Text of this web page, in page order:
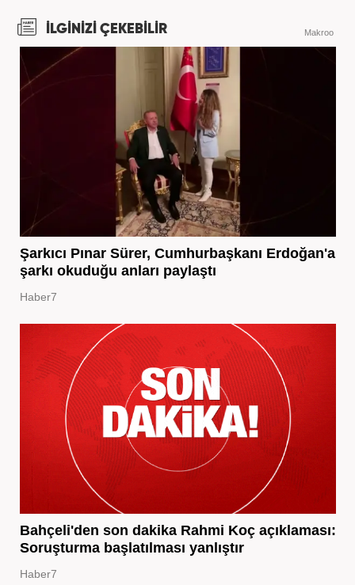
İLGİNİZİ ÇEKEBİLİR Makroo
Şarkıcı Pınar Sürer, Cumhurbaşkanı Erdoğan'a
şarkı okuduğu anları paylaştı
Haber7
Bahçeli'den son dakika Rahmi Koç açıklaması:
Soruşturma başlatılması yanlıştır
Haber7